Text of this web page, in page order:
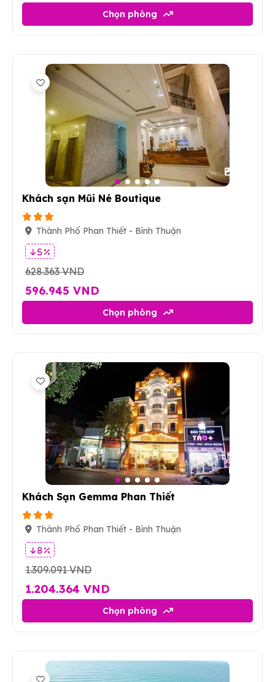
Chọn phòng
Khách sạn Mũi Né Boutique
Thành Phố Phan Thiết - Bình Thuận
5 %
628.363 VND
596.945 VND
Chọn phòng
Khách Sạn Gemma Phan Thiết
Thành Phố Phan Thiết - Bình Thuận
8 %
1.309.091 VND
1.204.364 VND
Chọn phòng